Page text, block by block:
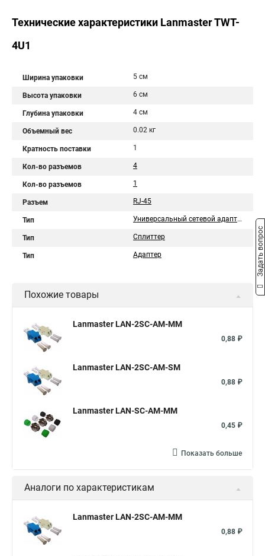
Технические характеристики Lanmaster TWT-
4U1
Ширина упаковки 5 см
Высота упаковки 6 см
Глубина упаковки 4 см
Объемный вес 0.02 кг
Кратность поставки 1
Кол-во разъемов 4
Кол-во разъемов 1
Разъем RJ-45
Тип Универсальный сетевой адаптер
Тип Сплиттер
Тип Адаптер
Похожие товары
Lanmaster LAN-2SC-AM-MM
0,88 ₽
Lanmaster LAN-2SC-AM-SM
0,88 ₽
Lanmaster LAN-SC-AM-MM
0,45 ₽
Показать больше
Аналоги по характеристикам
Lanmaster LAN-2SC-AM-MM
0,88 ₽
Задать вопрос